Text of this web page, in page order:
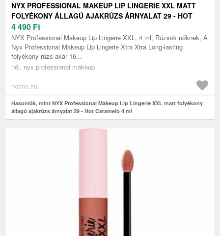
NYX PROFESSIONAL MAKEUP LIP LINGERIE XXL MATT
FOLYÉKONY ÁLLAGÚ AJAKRÚZS ÁRNYALAT 29 - HOT
CARAMELO 4 ML
4 490 Ft
NYX Professional Makeup Lip Lingerie XXL, 4 ml, Rúzsok nőknek, A
Nyx Professional Makeup Lip Lingerie Xtra Xtra Long-lasting
folyékony rúzs akár 16...
női, nyx professional makeup
notino.hu
Hasonlók, mint NYX Professional Makeup Lip Lingerie XXL matt folyékony
állagú ajakrúzs árnyalat 29 - Hot Caramelo 4 ml